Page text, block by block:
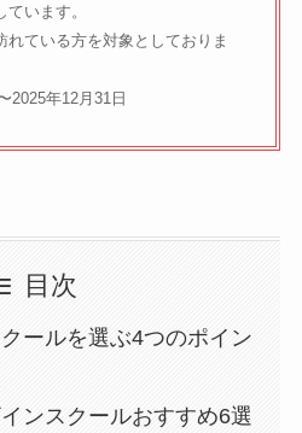
います。
れている方を対象としておりま
2025年12月31日
目次
ールを選ぶ4つのポイン
ンスクールおすすめ6選